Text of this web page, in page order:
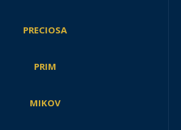
PRECIOSA
PRIM
MIKOV